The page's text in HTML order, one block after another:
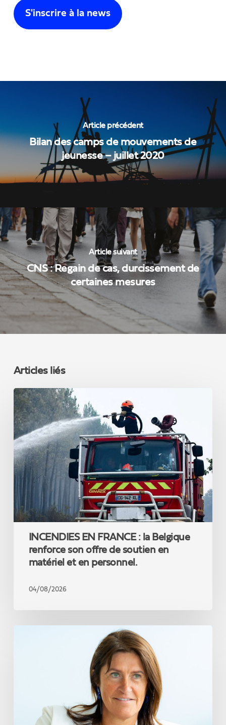
Article précédent
Bilan des camps de mouvements de
jeunesse – juillet 2020
Article suivant
CNS : Regain de cas, durcissement de
certaines mesures
Articles liés
INCENDIES
EN
FRANCE
:
la
Belgique
renforce
son
soutien
en
personnel.
INCENDIES EN FRANCE : la Belgique
renforce son offre de soutien en
matériel et en personnel.
04/08/2026
service